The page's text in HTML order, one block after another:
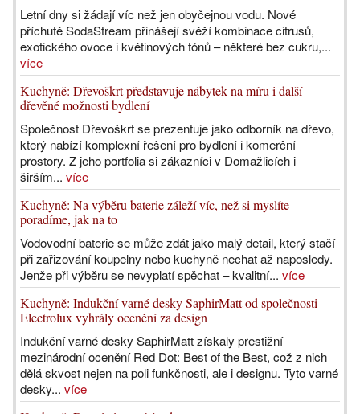
Letní dny si žádají víc než jen obyčejnou vodu. Nové
příchutě SodaStream přinášejí svěží kombinace citrusů,
exotického ovoce i květinových tónů – některé bez cukru,...
více
Kuchyně: Dřevoškrt představuje nábytek na míru i další
dřevěné možnosti bydlení
Společnost Dřevoškrt se prezentuje jako odborník na dřevo,
který nabízí komplexní řešení pro bydlení i komerční
prostory. Z jeho portfolia si zákazníci v Domažlicích i
širším... více
Kuchyně: Na výběru baterie záleží víc, než si myslíte –
poradíme, jak na to
Vodovodní baterie se může zdát jako malý detail, který stačí
při zařizování koupelny nebo kuchyně nechat až naposledy.
Jenže při výběru se nevyplatí spěchat – kvalitní... více
Kuchyně: Indukční varné desky SaphirMatt od společnosti
Electrolux vyhrály ocenění za design
Indukční varné desky SaphirMatt získaly prestižní
mezinárodní ocenění Red Dot: Best of the Best, což z nich
dělá skvost nejen na poli funkčnosti, ale i designu. Tyto varné
desky... více